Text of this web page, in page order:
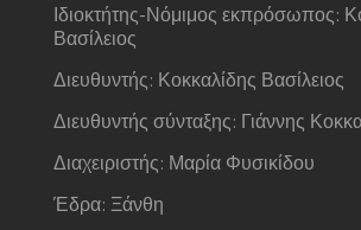
Ιδιοκτήτης-Νόμιμος εκπρόσωπος:
Βασίλειος
Διευθυντής: Κοκκαλίδης Βασίλειος
Διευθυντής σύνταξης: Γιάννης
Διαχειριστής: Μαρία Φυσικίδου
Έδρα: Ξάνθη